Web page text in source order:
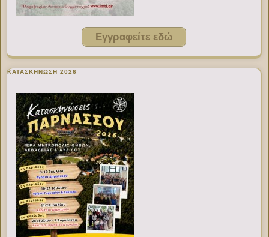
Εγγραφείτε εδώ
ΚΑΤΑΣΚΗΝΩΣΗ 2026